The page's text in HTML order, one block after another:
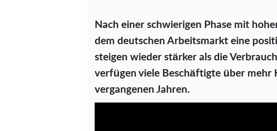
Nach einer schwierigen Phase mit
dem deutschen Arbeitsmarkt eine
steigen wieder stärker als die
verfügen viele Beschäftigte über mehr
vergangenen Jahren.